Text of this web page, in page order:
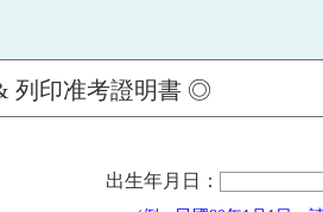
列印准考證明書 ◎
出生年月日：